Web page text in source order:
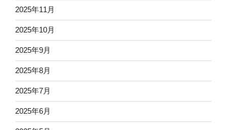
2025年11月
2025年10月
2025年9月
2025年8月
2025年7月
2025年6月